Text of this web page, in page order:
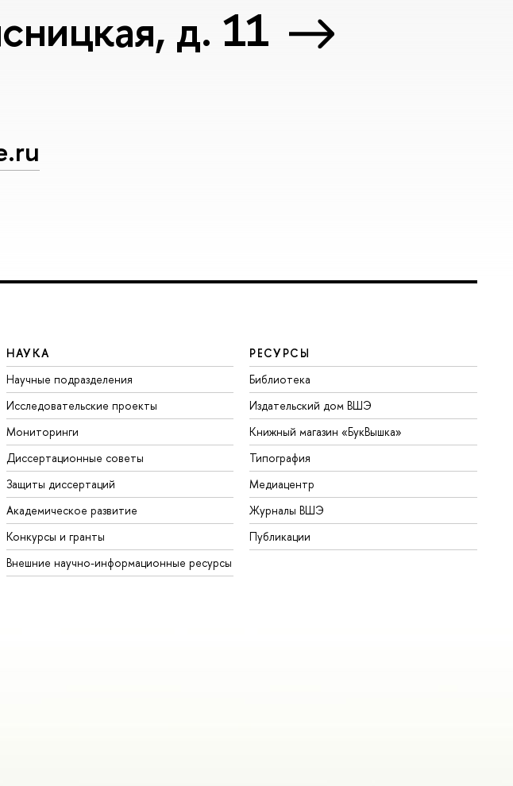
д. 11
НАУКА
Научные подразделения
Исследовательские проекты
Мониторинги
Диссертационные советы
Защиты диссертаций
Академическое развитие
Конкурсы и гранты
Внешние научно-информационные ресурсы
РЕСУРСЫ
Библиотека
Издательский дом ВШЭ
Книжный магазин «БукВышка»
Типография
Медиацентр
Журналы ВШЭ
Публикации